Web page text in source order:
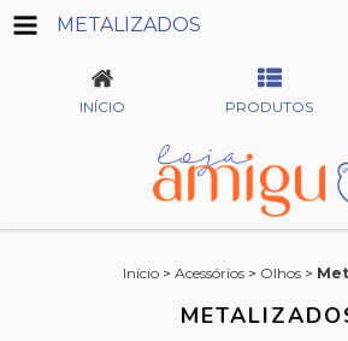
METALIZADOS
INÍCIO PRODUTOS
Início > Acessórios > Olhos >